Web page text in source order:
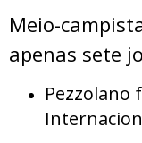
Meio-
apenas sete
Pezzolano